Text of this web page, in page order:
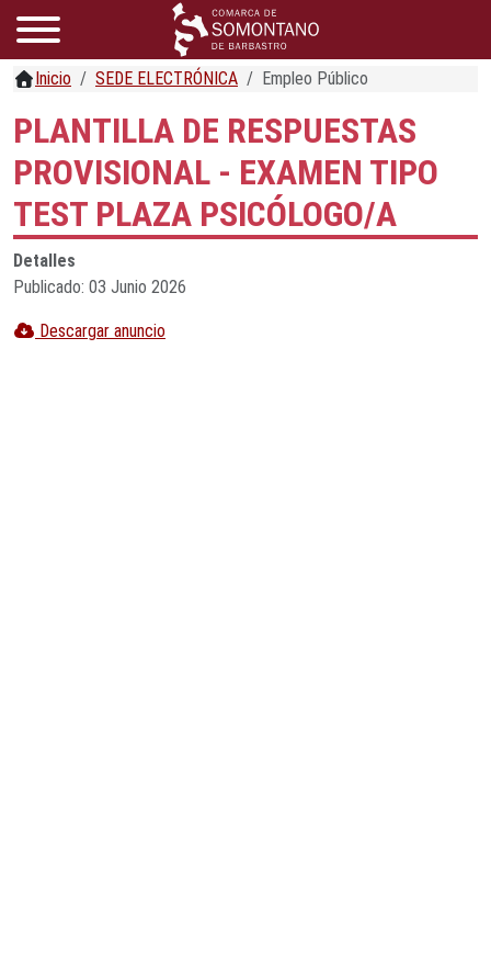
Inicio SEDE ELECTRÓNICA Empleo Público
PLANTILLA DE RESPUESTAS
PROVISIONAL - EXAMEN TIPO
TEST PLAZA PSICÓLOGO/A
Detalles
Publicado: 03 Junio 2026
Descargar anuncio